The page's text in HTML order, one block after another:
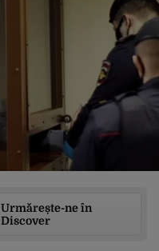
Urmărește-ne în
Discover